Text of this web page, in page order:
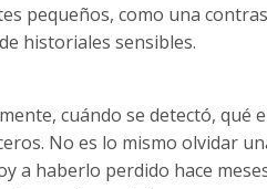
pequeños, como una
historiales sensibles.
cuándo se detectó, qué
No es lo mismo olvidar
a haberlo perdido hace